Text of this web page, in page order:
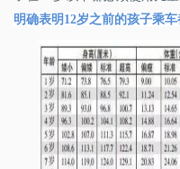
明确表明 12岁之前的孩子乘